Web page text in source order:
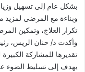
بشكل عام إلى تسهيل
وبناءة مع المرضى لمزيد
تكرار العلاج، وتمكين
وأكدت د/ حنان الريس،
تقديرها للمشاركة
يهدف إلى تسليط الضوء